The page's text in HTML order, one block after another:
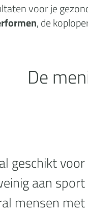
voor je
, de
geschikt voor
aan sport
mensen met
De